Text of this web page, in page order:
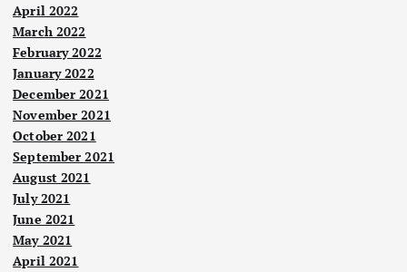
April 2022
March 2022
February 2022
January 2022
December 2021
November 2021
October 2021
September 2021
August 2021
July 2021
June 2021
May 2021
April 2021